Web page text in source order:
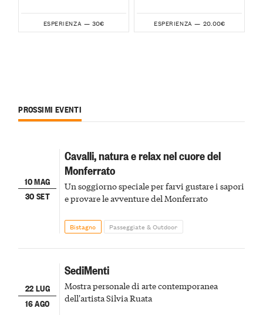
ESPERIENZA — 30€ ESPERIENZA — 20.00€
PROSSIMI EVENTI
10 MAG
30 SET
Cavalli, natura e relax nel cuore del
Monferrato
Un soggiorno speciale per farvi gustare i sapori
e provare le avventure del Monferrato
Bistagno Passeggiate & Outdoor
22 LUG
16 AGO
SediMenti
Mostra personale di arte contemporanea
dell'artista Silvia Ruata